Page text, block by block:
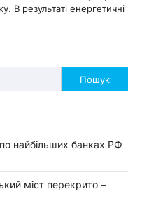
В результаті енергетичні
Пошук
найбільших банках РФ
міст перекрито –